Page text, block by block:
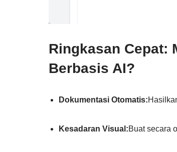
Ringkasan Cepat:
Berbasis AI?
Dokumentasi Otomatis:
Kesadaran Visual:Buat secara